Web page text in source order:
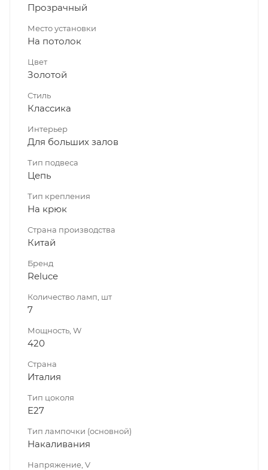
Прозрачный
Место установки
На потолок
Цвет
Золотой
Стиль
Классика
Интерьер
Для больших залов
Тип подвеса
Цепь
Тип крепления
На крюк
Страна производства
Китай
Бренд
Reluce
Количество ламп, шт
7
Мощность, W
420
Страна
Италия
Тип цоколя
E27
Тип лампочки (основной)
Накаливания
Напряжение, V